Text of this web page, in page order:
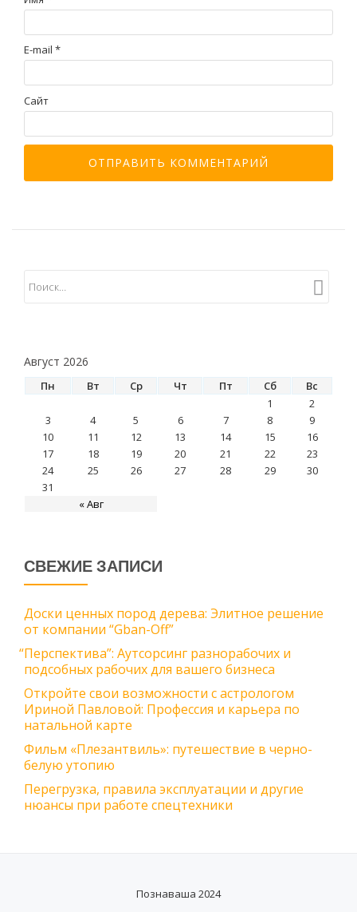
E-mail *
Сайт
Август 2026
Пн Вт Ср Чт Пт Сб Вс
« Авг
1
2
3
4 5 6 7 8
9
10
11 12 13 14 15
16
17
18 19 20 21 22
23
24
25 26 27 28 29
30
31
СВЕЖИЕ ЗАПИСИ
Доски ценных пород дерева: Элитное решение
от компании “Gban-Off”
“Перспектива”: Аутсорсинг разнорабочих и
подсобных рабочих для вашего бизнеса
Откройте свои возможности с астрологом
Ириной Павловой: Профессия и карьера по
натальной карте
Фильм «Плезантвиль»: путешествие в черно-
белую утопию
Перегрузка, правила эксплуатации и другие
нюансы при работе спецтехники
Познаваша 2024